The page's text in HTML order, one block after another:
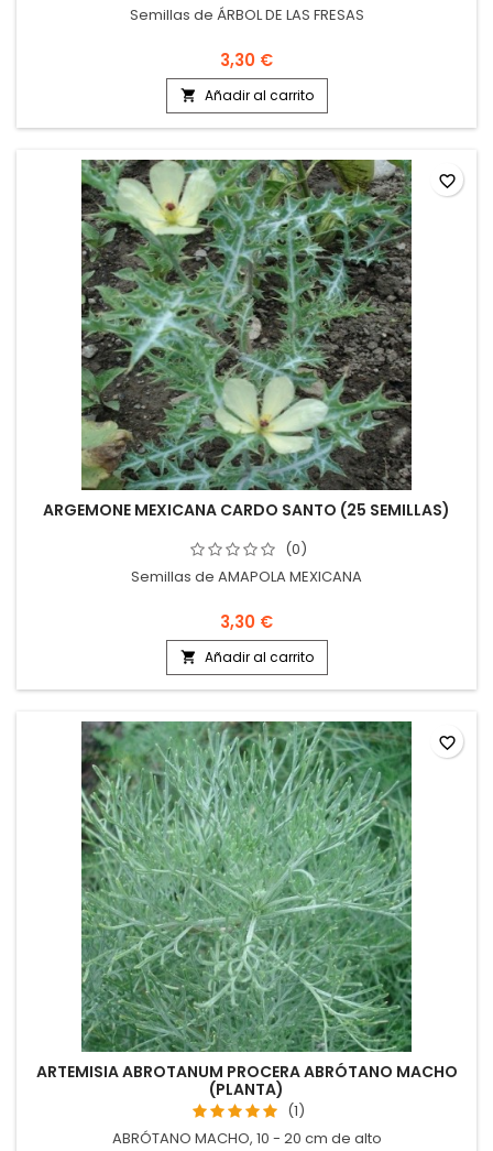
Semillas de ÁRBOL DE LAS FRESAS
3,30 €
 Añadir al carrito
ARGEMONE MEXICANA CARDO SANTO (25 SEMILLAS)
(0)
Semillas de AMAPOLA MEXICANA
3,30 €
 Añadir al carrito
favorite_border
ARTEMISIA ABROTANUM PROCERA ABRÓTANO MACHO
(PLANTA)
(1)
ABRÓTANO MACHO, 10 - 20 cm de alto
favorite_border